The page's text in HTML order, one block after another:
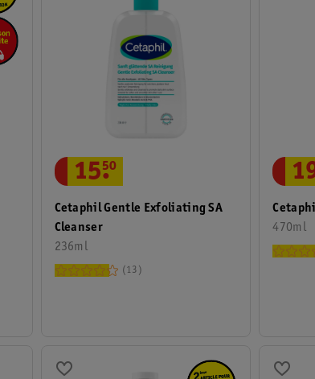
Cetaphil Gentle Exfoliating SA
Cleanser
236ml
15.
50
13
470ml